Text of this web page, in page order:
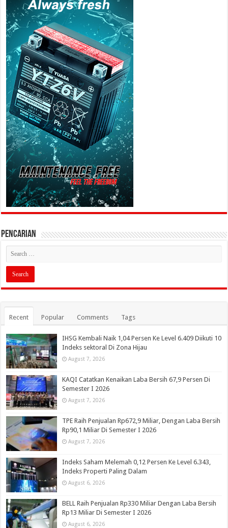
PENCARIAN
Recent Popular Comments Tags
IHSG Kembali Naik 1,04 Persen Ke Level 6.409 Diikuti 10
Indeks sektoral Di Zona Hijau
August 7, 2026
KAQI Catatkan Kenaikan Laba Bersih 67,9 Persen Di
Semester I 2026
August 7, 2026
TPE Raih Penjualan Rp672,9 Miliar, Dengan Laba Bersih
Rp90,1 Miliar Di Semester I 2026
August 7, 2026
Indeks Saham Melemah 0,12 Persen Ke Level 6.343,
Indeks Properti Paling Dalam
August 6, 2026
BELL Raih Penjualan Rp330 Miliar Dengan Laba Bersih
Rp13 Miliar Di Semester I 2026
August 6, 2026